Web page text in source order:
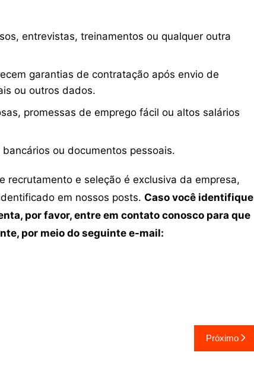
entrevistas, treinamentos ou qualquer outra
garantias de contratação após envio de
ou outros dados.
promessas de emprego fácil ou altos salários
ou documentos pessoais.
recrutamento e seleção é exclusiva da empresa,
em nossos posts. Caso você identifique
por favor, entre em contato conosco para que
por meio do seguinte e-mail:
Próximo